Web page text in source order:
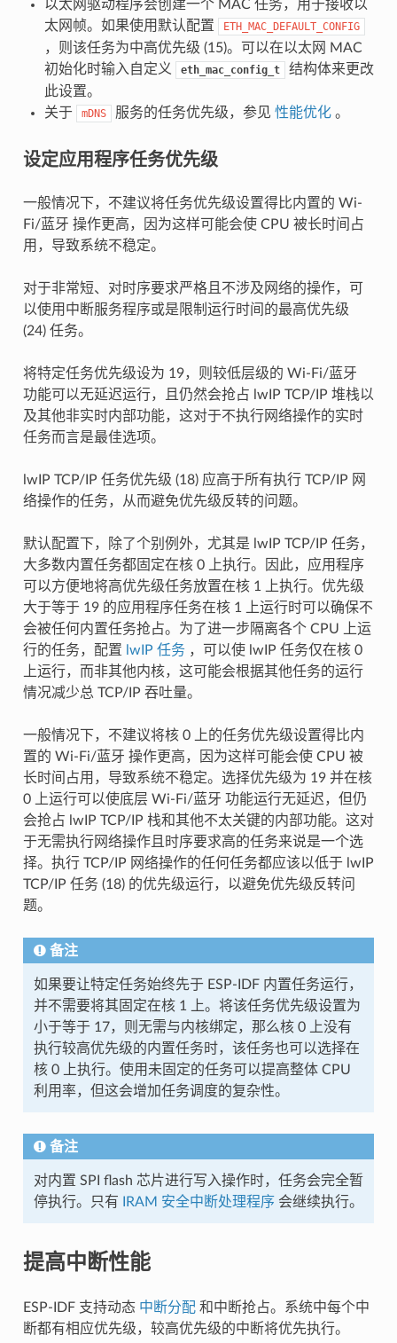
以太网驱动程序会创建一个 MAC 任务，用于接收以
太网帧。如果使用默认配置
ETH_MAC_DEFAULT_CONFIG
，则该任务为中高优先级 (15)。可以在以太网 MAC
初始化时输入自定义
eth_mac_config_t
结构体来更改
此设置。
关于
mDNS 服务的任务优先级，参见 性能优化。
设定应用程序任务优先级
一般情况下，不建议将任务优先级设置得比内置的 Wi-
Fi/蓝牙 操作更高，因为这样可能会使 CPU 被长时间占
用，导致系统不稳定。
对于非常短、对时序要求严格且不涉及网络的操作，可
以使用中断服务程序或是限制运行时间的最高优先级
(24) 任务。
将特定任务优先级设为 19，则较低层级的 Wi-Fi/蓝牙
功能可以无延迟运行，且仍然会抢占 lwIP TCP/IP 堆栈以
及其他非实时内部功能，这对于不执行网络操作的实时
任务而言是最佳选项。
lwIP TCP/IP 任务优先级 (18) 应高于所有执行 TCP/IP 网
络操作的任务，从而避免优先级反转的问题。
默认配置下，除了个别例外，尤其是 lwIP TCP/IP 任务，
大多数内置任务都固定在核 0 上执行。因此，应用程序
可以方便地将高优先级任务放置在核 1 上执行。优先级
大于等于 19 的应用程序任务在核 1 上运行时可以确保不
会被任何内置任务抢占。为了进一步隔离各个 CPU 上运
行的任务，配置 lwIP 任务，可以使 lwIP 任务仅在核 0
上运行，而非其他内核，这可能会根据其他任务的运行
情况减少总 TCP/IP 吞吐量。
一般情况下，不建议将核 0 上的任务优先级设置得比内
置的 Wi-Fi/蓝牙 操作更高，因为这样可能会使 CPU 被
长时间占用，导致系统不稳定。选择优先级为 19 并在核
0 上运行可以使底层 Wi-Fi/蓝牙 功能运行无延迟，但仍
会抢占 lwIP TCP/IP 栈和其他不太关键的内部功能。这对
于无需执行网络操作且时序要求高的任务来说是一个选
择。执行 TCP/IP 网络操作的任何任务都应该以低于 lwIP
TCP/IP 任务 (18) 的优先级运行，以避免优先级反转问
题。
备注
如果要让特定任务始终先于 ESP-IDF 内置任务运行，
并不需要将其固定在核 1 上。将该任务优先级设置为
小于等于 17，则无需与内核绑定，那么核 0 上没有
执行较高优先级的内置任务时，该任务也可以选择在
核 0 上执行。使用未固定的任务可以提高整体 CPU
利用率，但这会增加任务调度的复杂性。
备注
对内置 SPI flash 芯片进行写入操作时，任务会完全暂
停执行。只有
IRAM 安全中断处理程序 会继续执行。
提高中断性能
ESP-IDF 支持动态 中断分配和中断抢占。系统中每个中
断都有相应优先级，较高优先级的中断将优先执行。